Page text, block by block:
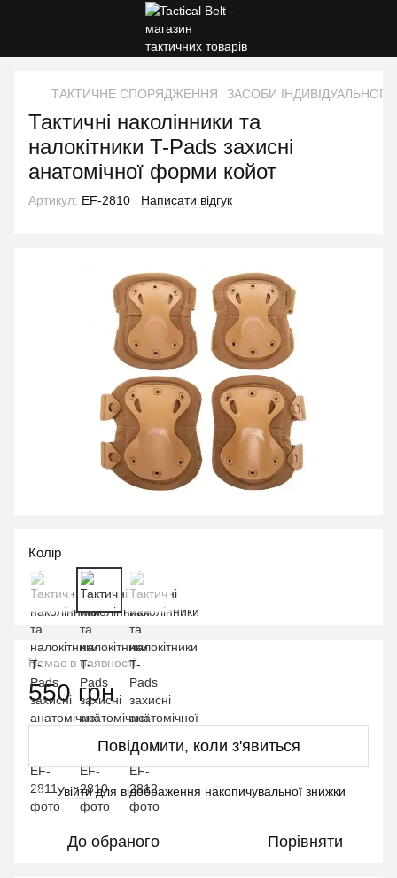
ТАКТИЧНЕ СПОРЯДЖЕННЯ ЗАСОБИ
Тактичні наколінники та
налокітники T-Pads захисні
анатомічної форми койот
Артикул: EF-2810 Написати відгук
Колір
Немає в наявності
550 грн
Повідомити, коли з'явиться
% Увійтидля відображення накопичувальної знижки
До обраного Порівняти